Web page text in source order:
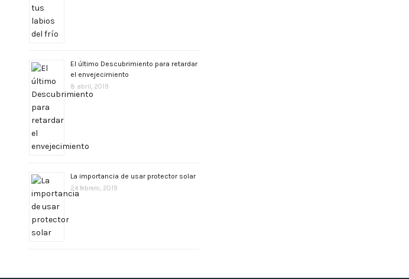
El último Descubrimiento para retardar
el envejecimiento
8 abril, 2019
La importancia de usar protector solar
24 febrero, 2019